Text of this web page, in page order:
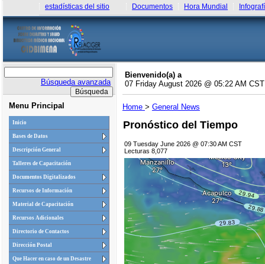
estadísticas del sitio Documentos Hora Mundial
Búsqueda avanzada
Menu Principal
Inicio
Bases de Datos
Descripción General
Talleres de Capacitación
Documentos Digitalizados
Recursos de Información
Material de Capacitación
Recursos Adicionales
Directorio de Contactos
Dirección Postal
Que Hacer en caso de un Desastre
Bienvenido(a) a
07 Friday August 2026 @ 05:22 AM CST
Home > General News
Pronóstico del Tiempo
09 Tuesday June 2026 @ 07:30 AM CST
Lecturas 8,077